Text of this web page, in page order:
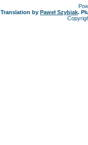
Translation by Paweł Szybiak.